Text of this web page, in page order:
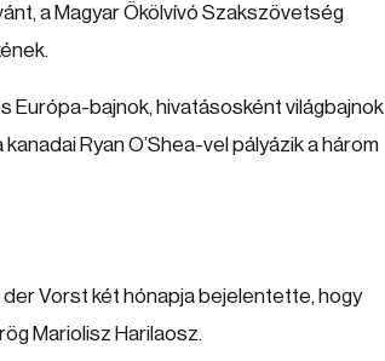
a Magyar Ökölvívó Szakszövetség
Európa-bajnok, hivatásosként világbajnok
Ryan O’Shea-vel pályázik a három
Vorst két hónapja bejelentette, hogy
Mariolisz Harilaosz.